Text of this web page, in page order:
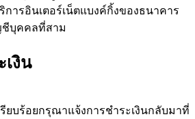
การอินเตอร์เน็ตแบงค์กิ้งของธนาคาร
ชีบุคคลที่สาม
เงิน
ยบร้อยกรุณาแจ้งการชำระเงินกลับมาที่